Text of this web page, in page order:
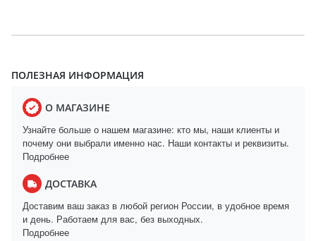
ПОЛЕЗНАЯ ИНФОРМАЦИЯ
О МАГАЗИНЕ
Узнайте больше о нашем магазине: кто мы, наши клиенты и
почему они выбрали именно нас. Наши контакты и реквизиты.
Подробнее
ДОСТАВКА
Доставим ваш заказ в любой регион России, в удобное время
и день. Работаем для вас, без выходных.
Подробнее